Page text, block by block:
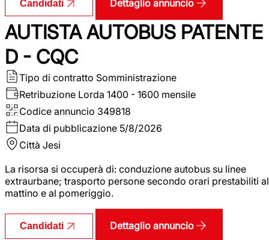
Candidati Dettaglio annuncio
AUTISTA AUTOBUS PATENTE
D - CQC
Tipo di contratto Somministrazione
Retribuzione Lorda 1400 - 1600 mensile
Codice annuncio 349818
Data di pubblicazione 5/8/2026
Città Jesi
La risorsa si occuperà di: conduzione autobus su linee
extraurbane; trasporto persone secondo orari prestabiliti al
mattino e al pomeriggio.
Candidati Dettaglio annuncio